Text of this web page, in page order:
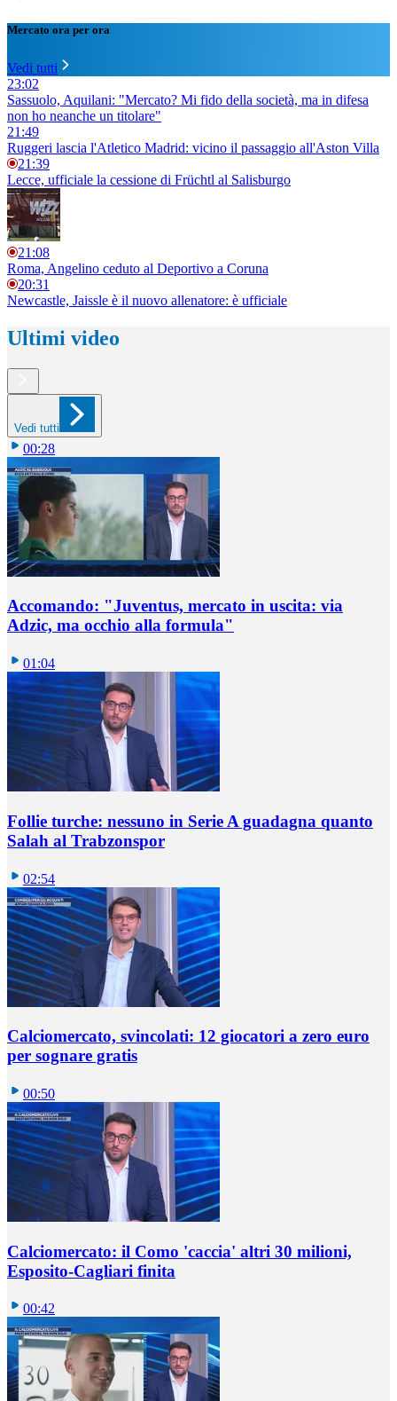
Mercato ora per ora
Vedi tutti
23:02
Sassuolo, Aquilani: "Mercato? Mi fido della società, ma in difesa
non ho neanche un titolare"
21:49
Ruggeri lascia l'Atletico Madrid: vicino il passaggio all'Aston Villa
21:39
Lecce, ufficiale la cessione di Früchtl al Salisburgo
21:08
Roma, Angelino ceduto al Deportivo a Coruna
20:31
Newcastle, Jaissle è il nuovo allenatore: è ufficiale
Ultimi video
Vedi tutti
00:28
Accomando: "Juventus, mercato in uscita: via
Adzic, ma occhio alla formula"
01:04
Follie turche: nessuno in Serie A guadagna quanto
Salah al Trabzonspor
02:54
Calciomercato, svincolati: 12 giocatori a zero euro
per sognare gratis
00:50
Calciomercato: il Como 'caccia' altri 30 milioni,
Esposito-Cagliari finita
00:42